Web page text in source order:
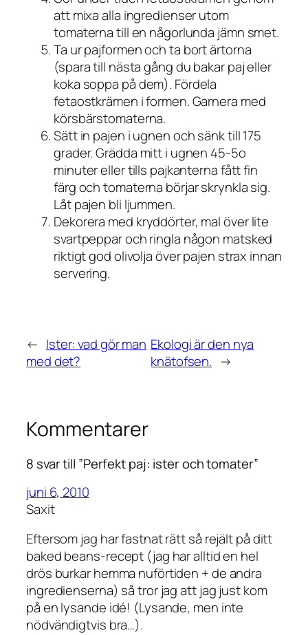
att mixa alla ingredienser utom
tomaterna till en någorlunda jämn smet.
Ta ur pajformen och ta bort ärtorna
(spara till nästa gång du bakar paj eller
koka soppa på dem). Fördela
fetaostkrämen i formen. Garnera med
körsbärstomaterna.
Sätt in pajen i ugnen och sänk till 175
grader. Grädda mitt i ugnen 45-5o
minuter eller tills pajkanterna fått fin
färg och tomaterna börjar skrynkla sig.
Låt pajen bli ljummen.
Dekorera med kryddörter, mal över lite
svartpeppar och ringla någon matsked
riktigt god olivolja över pajen strax innan
servering.
← Ister: vad gör man
med det?
Ekologi är den nya
knätofsen. →
Kommentarer
8 svar till ”Perfekt paj: ister och tomater”
juni 6, 2010
Saxit
Eftersom jag har fastnat rätt så rejält på ditt
baked beans-recept (jag har alltid en hel
drös burkar hemma nuförtiden + de andra
ingredienserna) så tror jag att jag just kom
på en lysande idé! (Lysande, men inte
nödvändigtvis bra…).